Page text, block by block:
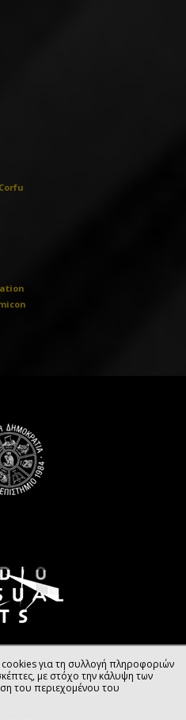
για τη συλλογή πληροφοριών
με στόχο την κάλυψη των
του περιεχομένου του